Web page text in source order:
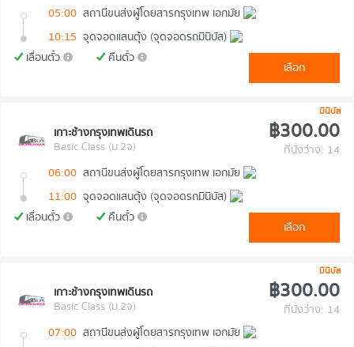
05:00 สถานีขนส่งผู้โดยสารกรุงเทพ เอกมัย
10:15 จุดจอดแสนตุ้ง (จุดจอดรถมินิบัส)
เลื่อนตั๋ว
คืนตั๋ว
เลือก
มินิบัส
เกาะช้างกรุงเทพเดินรถ
Basic Class (ม.2จ)
฿300.00
ที่นั่งว่าง: 14
06:00 สถานีขนส่งผู้โดยสารกรุงเทพ เอกมัย
11:00 จุดจอดแสนตุ้ง (จุดจอดรถมินิบัส)
เลื่อนตั๋ว
คืนตั๋ว
เลือก
มินิบัส
เกาะช้างกรุงเทพเดินรถ
Basic Class (ม.2จ)
฿300.00
ที่นั่งว่าง: 14
07:00 สถานีขนส่งผู้โดยสารกรุงเทพ เอกมัย